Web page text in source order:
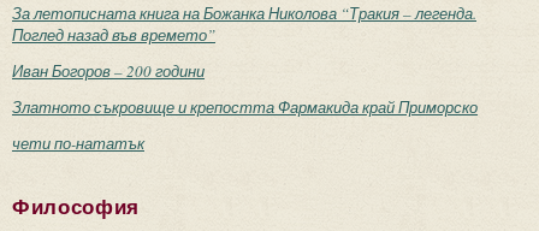
За летописната книга на Божанка Николова “Тракия – легенда.
Поглед назад във времето”
Иван Богоров – 200 години
Златното съкровище и крепостта Фармакида край Приморско
чети по-нататък
Философия